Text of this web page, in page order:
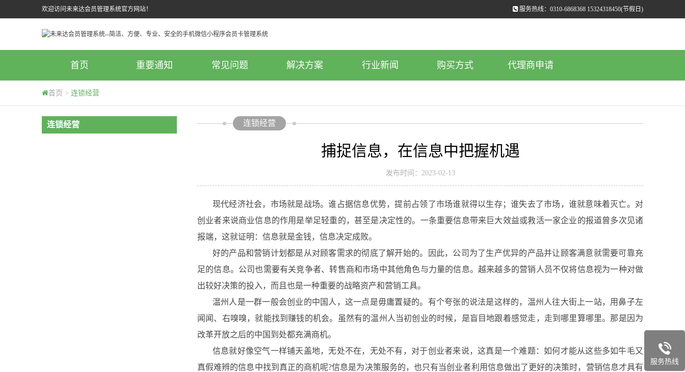
服务热线：0310-6868368 15324318450(节假日)
欢迎访问未来达会员管理系统官方网站！
首页 重要通知 常见问题 解决方案 行业新闻 购买方式 代理商申请
首页 > 连锁经营
连锁经营 连锁经营
捕捉信息，在信息中把握机遇
发布时间：2023-02-13
现代经济社会，市场就是战场。谁占据信息优势，提前占领了市场谁就得以生存；谁失去了市场，谁就意味着灭亡。对
创业者来说商业信息的作用是举足轻重的，甚至是决定性的。一条重要信息带来巨大效益或救活一家企业的报道曾多次见诸
报端，这就证明：信息就是金钱，信息决定成败。
好的产品和营销计划都是从对顾客需求的彻底了解开始的。因此，公司为了生产优异的产品并让顾客满意就需要可靠充
足的信息。公司也需要有关竞争者、转售商和市场中其他角色与力量的信息。越来越多的营销人员不仅将信息视为一种对做
出较好决策的投入，而且也是一种重要的战略资产和营销工具。
温州人是一群一般会创业的中国人，这一点是毋庸置疑的。有个夸张的说法是这样的，温州人往大街上一站，用鼻子左
闻闻、右嗅嗅，就能找到赚钱的机会。虽然有的温州人当初创业的时候，是盲目地跟着感觉走，走到哪里算哪里。那是因为
改革开放之后的中国到处都充满商机。
信息就好像空气一样铺天盖地，无处不在，无处不有，对于创业者来说，这真是一个难题：如何才能从这些多如牛毛又
真假难辨的信息中找到真正的商机呢?信息是为决策服务的，也只有当创业者利用信息做出了更好的决策时，营销信息才具有
服务热线